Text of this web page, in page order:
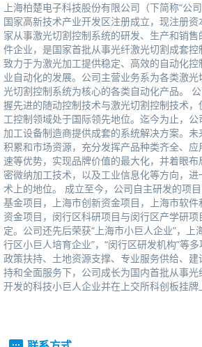
上海柏楚电子科技股份有限公司（下简称“公
国家高新技术产业开发区注册成立，现注册
家从事激光切割控制系统的研发、生产和销
件企业，是国家首批从事光纤激光切割成套控
致力于为激光加工提供稳定、高效的自动化
业自动化的发展。公司主营业务系为各类激
光切割控制系统为核心的各类自动化产品。
握先进的随动控制技术与激光切割控制技术
工控制领域处于国际领先地位。迄今为止，
加工设备制造商提供成套的系统解决方案。
积累和市场资源，充分发挥产品种类齐全、
速等优势，实现品牌价值的最大化，并着眼
密微纳加工技术，以及工业信息化等方向，
术上的地位。成立至今，公司自主研发的项
基金项目，上海市创新资金项目，上海市软
资金项目，闵行区科研项目与闵行区产学研
定。公司还先后荣获“上海市小巨人企业”，上
行区小巨人培育企业”，“闵行区研发机构”等
政策扶持、土地资源支撑、专业服务供给、
持和全面服务下，公司成长为国内首批从事
开发的科技小巨人企业并在上交所科创板挂牌